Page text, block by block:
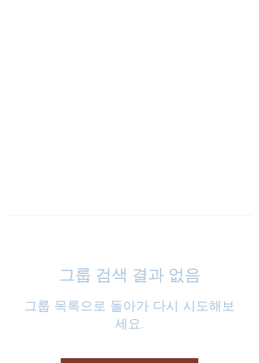
그룹 검색 결과 없음
그룹 목록으로 돌아가 다시 시도해보
세요.